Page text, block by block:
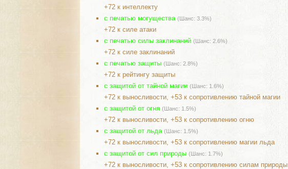
+72 к интеллекту
с печатью могущества (Шанс: 3.3%)
+72 к силе атаки
с печатью силы заклинаний (Шанс: 2.6%)
+72 к силе заклинаний
с печатью защиты (Шанс: 2.8%)
+72 к рейтингу защиты
с защитой от тайной магии (Шанс: 1.6%)
+72 к выносливости, +53 к сопротивлению тайной магии
с защитой от огня (Шанс: 1.5%)
+72 к выносливости, +53 к сопротивлению огню
с защитой от льда (Шанс: 1.5%)
+72 к выносливости, +53 к сопротивлению магии льда
с защитой от сил природы (Шанс: 1.7%)
+72 к выносливости, +53 к сопротивлению силам природы